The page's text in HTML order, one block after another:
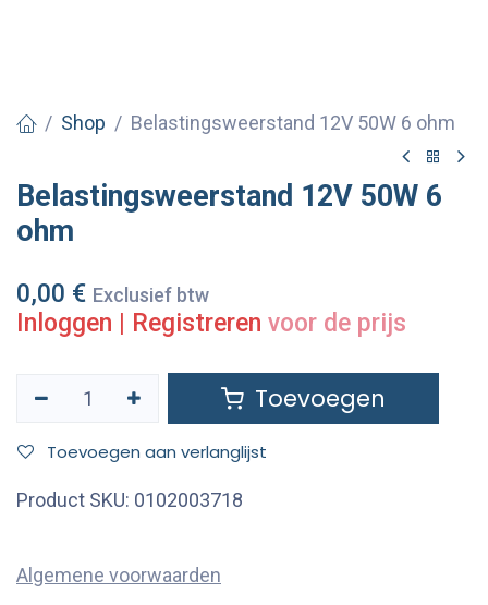
Shop Belastingsweerstand 12V 50W 6 ohm
Belastingsweerstand 12V 50W 6
ohm
0,00 € Exclusief btw
Inloggen Registreren voor de prijs
Toevoegen
Toevoegen aan verlanglijst
Product SKU: 0102003718
Algemene voorwaarden